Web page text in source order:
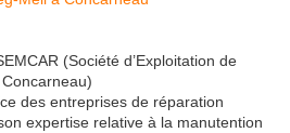
(Société d’Exploitation de
des entreprises de réparation
expertise relative à la manutention